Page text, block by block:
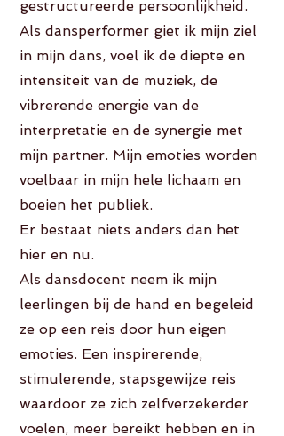
gestructureerde persoonlijkheid.
Als dansperformer giet ik mijn ziel
in mijn dans, voel ik de diepte en
intensiteit van de muziek, de
vibrerende energie van de
interpretatie en de synergie met
mijn partner. Mijn emoties worden
voelbaar in mijn hele lichaam en
boeien het publiek.
Er bestaat niets anders dan het
hier en nu.
Als dansdocent neem ik mijn
leerlingen bij de hand en begeleid
ze op een reis door hun eigen
emoties. Een inspirerende,
stimulerende, stapsgewijze reis
waardoor ze zich zelfverzekerder
voelen, meer bereikt hebben en in